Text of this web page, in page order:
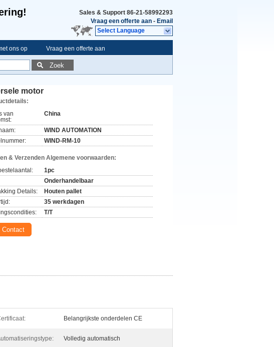
Sales & Support 86-21-58992293
Vraag een offerte aan - Email
Select Language
ons op Vraag een offerte aan
Zoek
motor
van
China
WIND AUTOMATION
WIND-RM-10
& Verzenden Algemene voorwaarden:
1pc
Onderhandelbaar
Details:
Houten pallet
35 werkdagen
T/T
Contact
Belangrijkste onderdelen CE
Volledig automatisch